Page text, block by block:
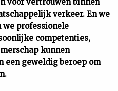
verkeer. En we
we professionele
competenties,
kunnen
een geweldig beroep om